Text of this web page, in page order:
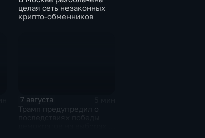
целая сеть незаконных
крипто-обменников
7 августа
Трамп предупредил о